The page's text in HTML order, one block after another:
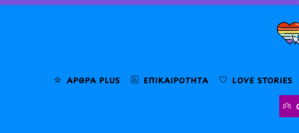
Skip
ΆΡΘΡΑ PLUS ΕΠΙΚΑΙΡΌΤΗΤΑ LOVE STORIES